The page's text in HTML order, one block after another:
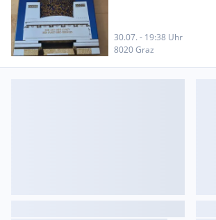
30.07. - 19:38 Uhr
8020 Graz